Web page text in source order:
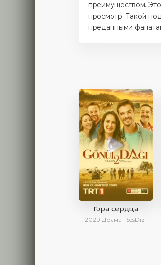
преимуществом.
просмотр. Такой
преданными
Гора сердца
2020 Драма | SesDizi